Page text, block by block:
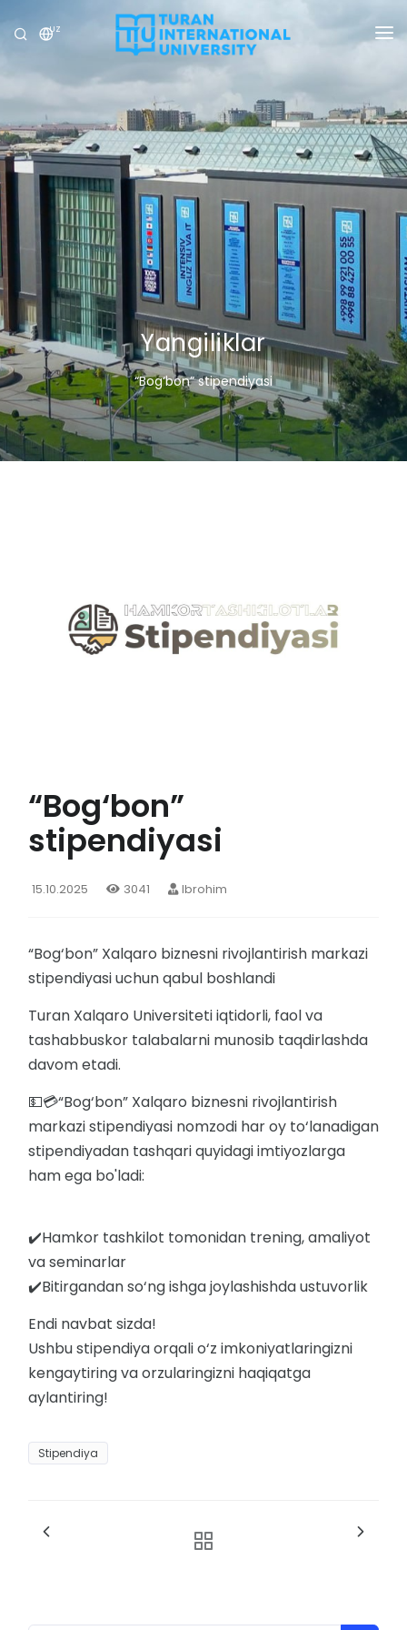
UZ
UNIVERSITET
DASTURLAR
QABUL
TADQIQOT
XALQARO ALOQALAR
YANGILIKLAR
OLIMPIADA
Yangiliklar
“Bog‘bon” stipendiyasi
“Bog‘bon”
stipendiyasi
15.10.2025 3041 Ibrohim
“Bog‘bon” Xalqaro biznesni rivojlantirish markazi
stipendiyasi uchun qabul boshlandi
Turan Xalqaro Universiteti iqtidorli, faol va
tashabbuskor talabalarni munosib taqdirlashda
davom etadi.
💵💳“Bog‘bon” Xalqaro biznesni rivojlantirish
markazi stipendiyasi nomzodi har oy to‘lanadigan
stipendiyadan tashqari quyidagi imtiyozlarga
ham ega bo'ladi:
✔️Hamkor tashkilot tomonidan trening, amaliyot
va seminarlar
✔️Bitirgandan so‘ng ishga joylashishda ustuvorlik
Endi navbat sizda!
Ushbu stipendiya orqali o‘z imkoniyatlaringizni
kengaytiring va orzularingizni haqiqatga
aylantiring!
Stipendiya